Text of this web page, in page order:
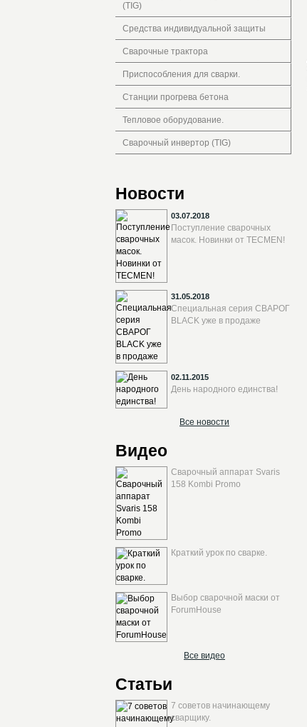
(TIG)
Средства индивидуальной защиты
Сварочные трактора
Приспособления для сварки.
Станции прогрева бетона
Тепловое оборудование.
Сварочный инвертор (TIG)
Новости
03.07.2018
Поступление сварочных
масок. Новинки от TECMEN!
31.05.2018
Специальная серия СВАРОГ
BLACK уже в продаже
02.11.2015
День народного единства!
Все новости
Видео
Сварочный аппарат Svaris
158 Kombi Promo
Краткий урок по сварке.
Выбор сварочной маски от
ForumHouse
Все видео
Статьи
7 советов начинающему
сварщику.